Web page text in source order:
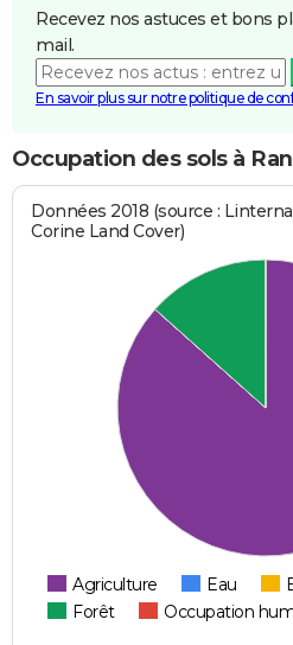
Recevez nos astuces et bons
mail.
En savoir plus sur notre politique de
Occupation des sols à
Données 2018 (source :
Corine Land Cover)
Agriculture Eau
Forêt
Occupation